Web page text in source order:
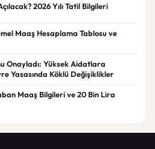
2026 Yılı Tatil Bilgileri
Maaş Hesaplama Tablosu ve
Onayladı: Yüksek Aidatlara
Yasasında Köklü Değişiklikler
Maaş Bilgileri ve 20 Bin Lira